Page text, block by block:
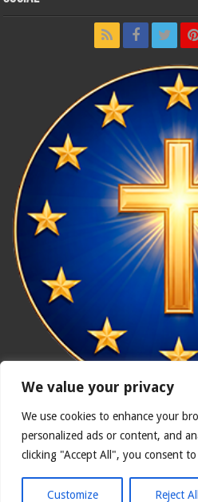
We value your privacy
We use cookies to enhance your
personalized ads or content, and
clicking "Accept All", you consent
Customize Reject All
In nómine Patris, et Fílii, et Spíritus